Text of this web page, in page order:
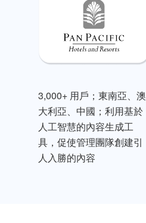
3,000+ 用戶；東南亞、澳
大利亞、中國；利用基於
人工智慧的內容生成工
具，促使管理團隊創建引
人入勝的內容